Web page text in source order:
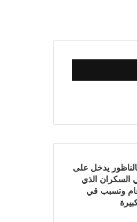
يدخل على
السكران الذي
وتسبب قي